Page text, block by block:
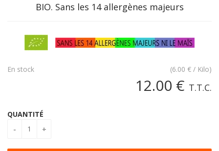
BIO. Sans les 14 allergènes majeurs
(6.00 € / Kilo)
12.00 € T.T.C.
En stock
QUANTITÉ